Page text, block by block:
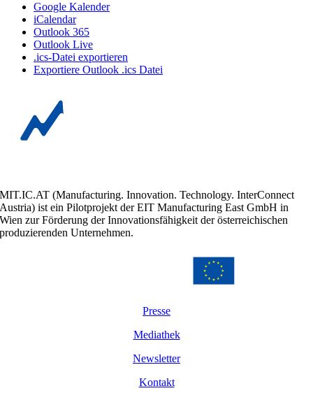
Google Kalender
iCalendar
Outlook 365
Outlook Live
.ics-Datei exportieren
Exportiere Outlook .ics Datei
MIT.IC.AT (Manufacturing. Innovation. Technology. InterConnect
Austria) ist ein Pilotprojekt der EIT Manufacturing East GmbH in
Wien zur Förderung der Innovationsfähigkeit der österreichischen
produzierenden Unternehmen.
Presse
Mediathek
Newsletter
Kontakt